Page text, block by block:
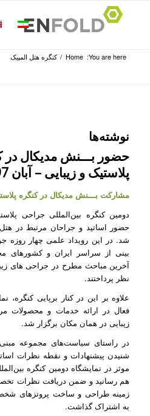
You are here:
Home
/ کنگره هتل المپیک
نوشته‌ها
حضور بـــنش مدیکال در
پلاستیک و زیبایی – آبان 97
مشارکت بـــنش مدیکال در کنگره پلاستیک
حضور اساتید و جراحان مرتبط در هتل
شد. در این رویداد علمی چهار روزه
بینی از سراسر ایران و کشورهای
آخرین مباحث مطرح در جراحی های
نظر پرداختند.
علاوه بر این در کنار برپایی
فعال در ارائه خدمات و محصولات
زیبایی در همان مکان برگزار شد.
در راستای سیاست‌های مجموعه
شنیدن پیشنهادات و نقطه نظرات
موثر در نمایشگاه دومین کنگره
هم رسانید و ضمن دریافت نظرات
زمینه طراحی و ساخت پروتزهای
به اشتراک گذاشت.